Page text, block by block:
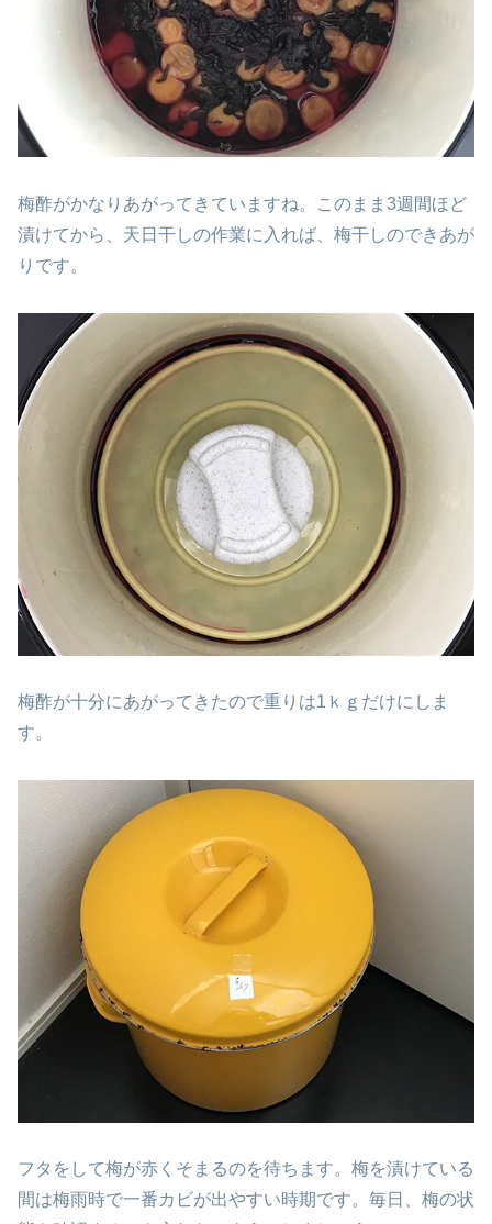
梅酢がかなりあがってきていますね。このまま3週間ほど
漬けてから、天日干しの作業に入れば、梅干しのできあが
りです。
梅酢が十分にあがってきたので重りは1ｋｇだけにしま
す。
フタをして梅が赤くそまるのを待ちます。梅を漬けている
間は梅雨時で一番カビが出やすい時期です。毎日、梅の状